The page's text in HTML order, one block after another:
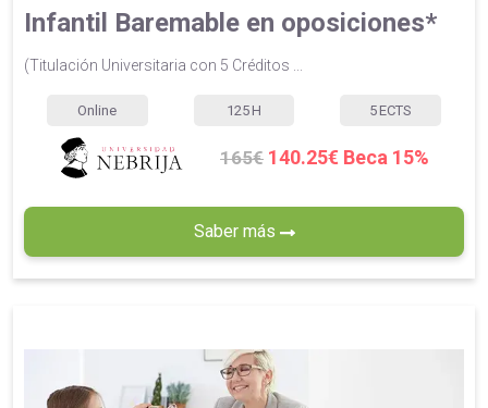
Infantil Baremable en oposiciones*
(Titulación Universitaria con 5 Créditos ...
Online 125 H 5 ECTS
165€ 140.25€ Beca 15%
Saber más